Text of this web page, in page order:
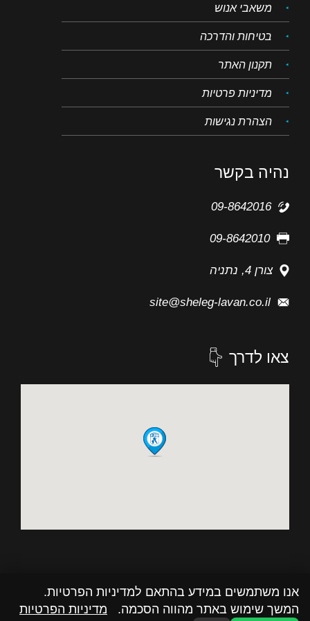
משאבי אנוש
בטיחות והדרכה
תקנון האתר
מדיניות פרטיות
הצהרת נגישות
נהיה בקשר
09-8642016
09-8642010
צורן 4, נתניה
site@sheleg-lavan.co.il
צאו לדרך
אנו משתמשים במידע בהתאם למדיניות הפרטיות.
המשך שימוש באתר מהווה הסכמה. מדיניות הפרטיות